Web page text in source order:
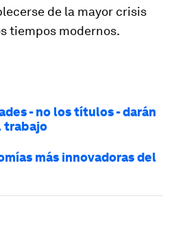
de la mayor crisis
tiempos modernos.
- no los títulos - darán
trabajo
más innovadoras del